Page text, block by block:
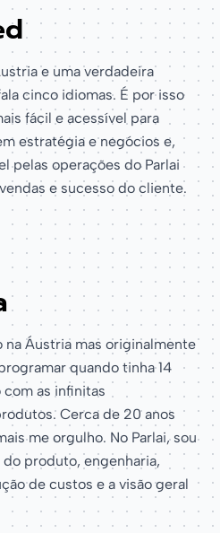
e uma verdadeira
cinco idiomas. É por isso
fácil e acessível para
estratégia e negócios e,
pelas operações do Parlai
e sucesso do cliente.
na Áustria mas originalmente
quando tinha 14
as infinitas
Cerca de 20 anos
me orgulho. No Parlai, sou
produto, engenharia,
de custos e a visão geral